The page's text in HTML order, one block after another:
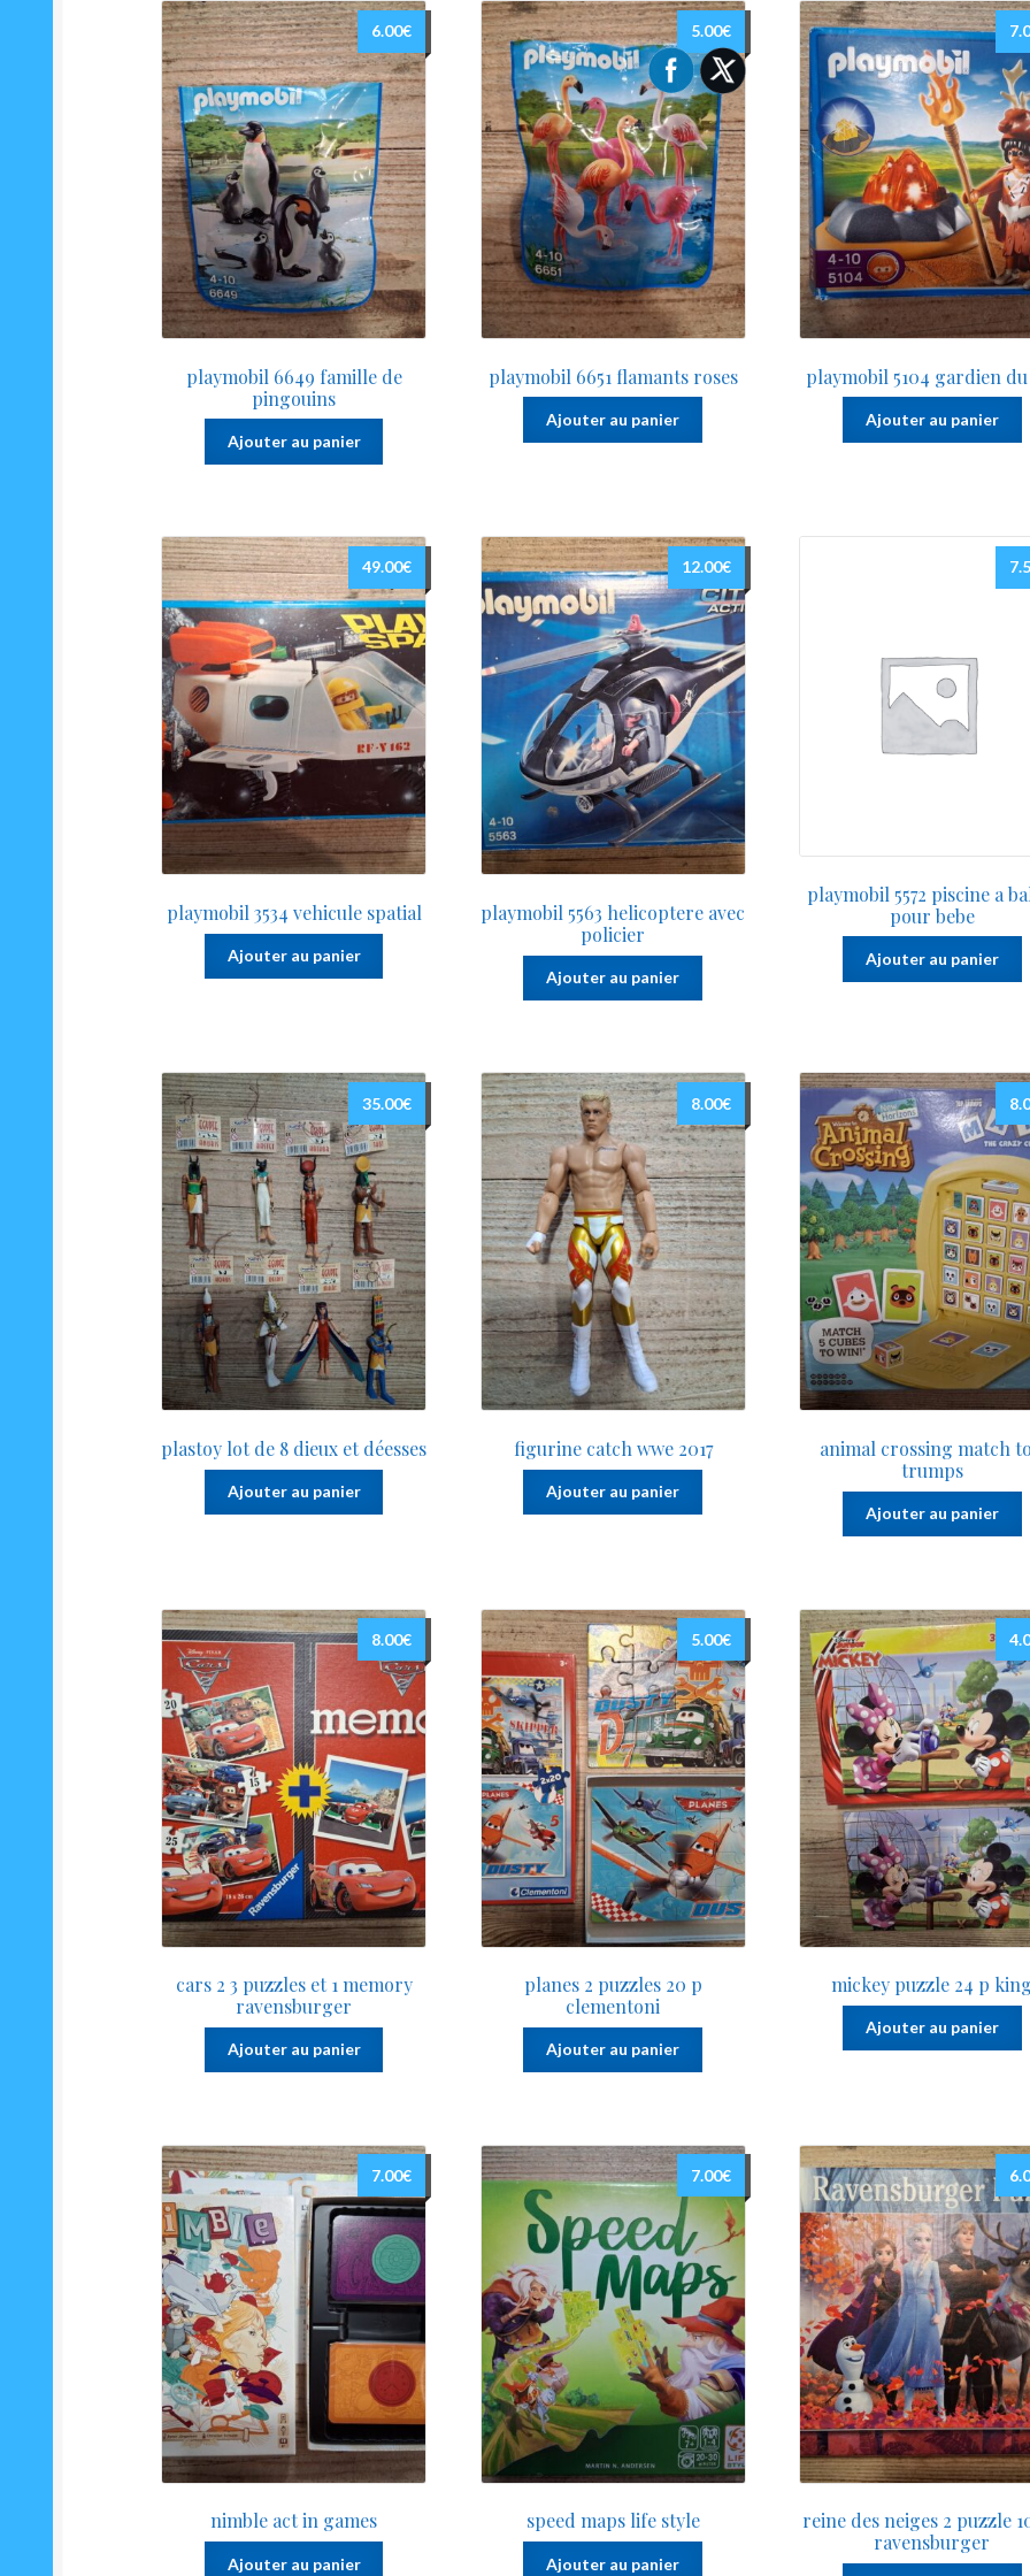
plus
ancien
playmobil 6649 famille de
pingouins
6.00€
Ajouter au panier
playmobil 6651 flamants roses
5.00€
Ajouter au panier
playmobil 5104 gardien
Ajouter au panier
playmobil 3534 vehicule spatial
49.00€
Ajouter au panier
playmobil 5563 helicoptere avec
policier
12.00€
Ajouter au panier
playmobil 5572 piscine a
pour bebe
Ajouter au panier
plastoy lot de 8 dieux et déesses
35.00€
Ajouter au panier
figurine catch wwe 2017
8.00€
Ajouter au panier
animal crossing match
trumps
Ajouter au panier
cars 2 3 puzzles et 1 memory
ravensburger
8.00€
Ajouter au panier
planes 2 puzzles 20 p
clementoni
5.00€
Ajouter au panier
mickey puzzle 24 p king
Ajouter au panier
nimble act in games
7.00€
Ajouter au panier
speed maps life style
7.00€
Ajouter au panier
reine des neiges 2 puzzle
ravensburger